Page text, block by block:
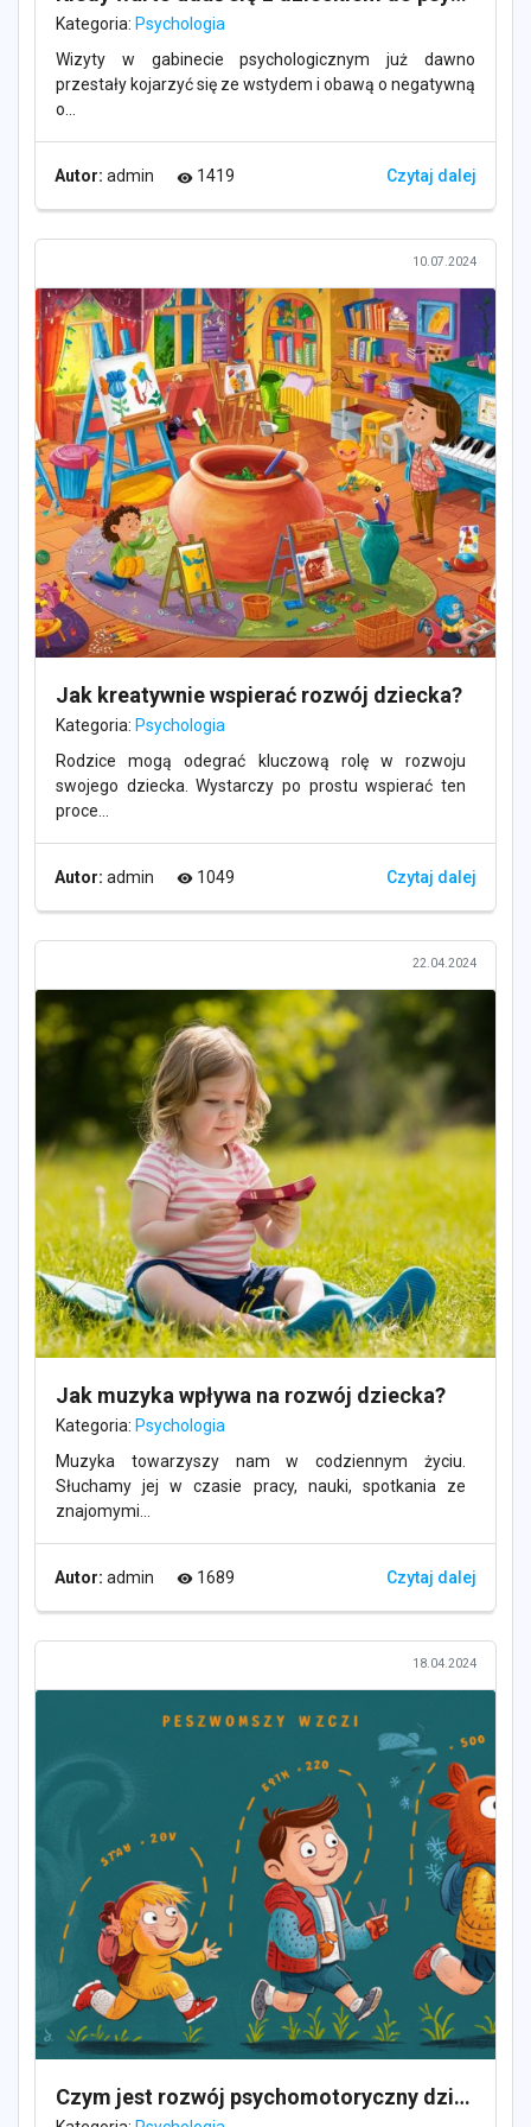
Kategoria: Psychologia
Wizyty w gabinecie psychologicznym już dawno
przestały kojarzyć się ze wstydem i obawą o negatywną
o...
Autor: admin visibility 1419 Czytaj dalej
10.07.2024
Jak kreatywnie wspierać rozwój dziecka?
Kategoria: Psychologia
Rodzice mogą odegrać kluczową rolę w rozwoju
swojego dziecka. Wystarczy po prostu wspierać ten
proce...
Autor: admin visibility 1049 Czytaj dalej
22.04.2024
Jak muzyka wpływa na rozwój dziecka?
Kategoria: Psychologia
Muzyka towarzyszy nam w codziennym życiu.
Słuchamy jej w czasie pracy, nauki, spotkania ze
znajomymi...
Autor: admin visibility 1689 Czytaj dalej
18.04.2024
Czym jest rozwój psychomotoryczny dziecka i jak go wspierać?